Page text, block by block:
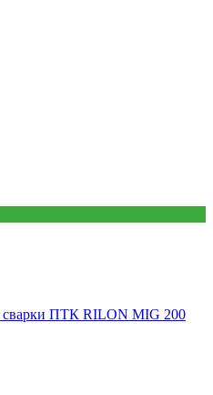
сварки ПТК RILON MIG 200